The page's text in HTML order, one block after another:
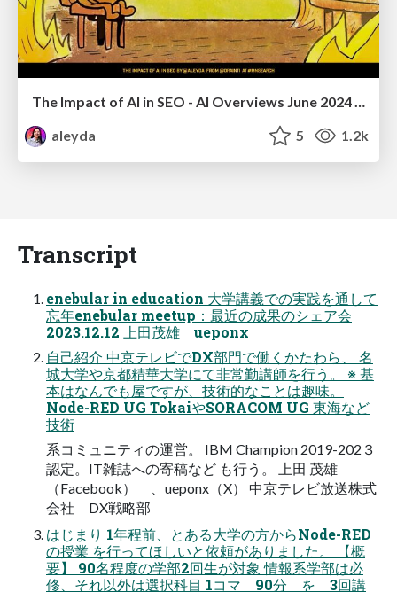
aleyda
5 1.2k
Transcript
enebular in education 大学講義での実践を通して
忘年enebular meetup：最近の成果のシェア会
2023.12.12 上田茂雄 ueponx
自己紹介 中京テレビでDX部門で働くかたわら、 名
城大学や京都精華大学にて非常勤講師を行う。 ※ 基
本はなんでも屋ですが、技術的なことは趣味。
Node-RED UG TokaiやSORACOM UG 東海など
技術
系コミュニティの運営。 IBM Champion 2019-202３
認定。IT雑誌への寄稿など も行う。 上田 茂雄
（Facebook） 、ueponx（X） 中京テレビ放送株式
会社 DX戦略部
はじまり 1年程前、とある大学の方からNode-RED
の授業 を行ってほしいと依頼がありました。 【概
要】 90名程度の学部2回生が対象 情報系学部は必
修、それ以外は選択科目 1コマ 90分 を 3回講